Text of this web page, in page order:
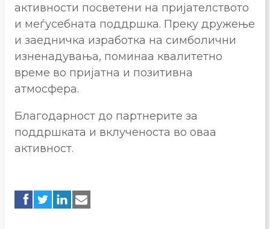
активности посветени на пријателството
и меѓусебната поддршка. Преку дружење
и заедничка изработка на симболични
изненадувања, поминаа квалитетно
време во пријатна и позитивна
атмосфера.
Благодарност до партнерите за
поддршката и вклученоста во оваа
активност.